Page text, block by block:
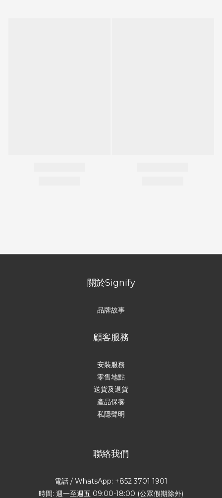
關於Signify
品牌故事
顧客服務
安裝服務
零售地點
送貨及退貨
產品保養
私隱聲明
聯絡我們
電話 / WhatsApp: +852 3701 1901
時間: 週一至週五 09:00-18:00 (公眾假期除外)